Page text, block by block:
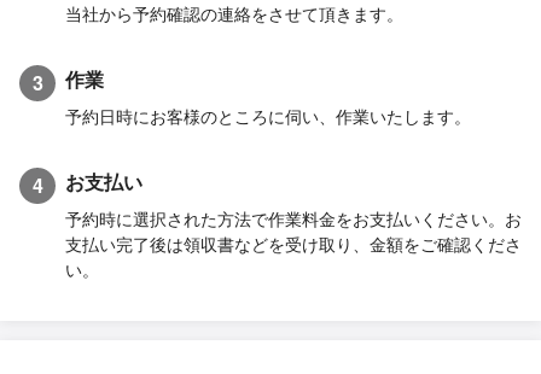
当社から予約確認の連絡をさせて頂きます。
3 作業
予約日時にお客様のところに伺い、作業いたします。
4 お支払い
予約時に選択された方法で作業料金をお支払いください。お
支払い完了後は領収書などを受け取り、金額をご確認くださ
い。